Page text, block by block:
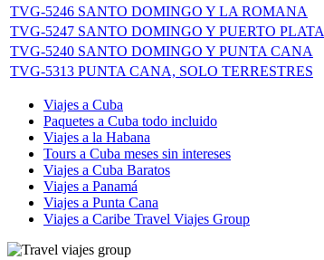
TVG-5246 SANTO DOMINGO Y LA ROMANA
TVG-5247 SANTO DOMINGO Y PUERTO PLATA
TVG-5240 SANTO DOMINGO Y PUNTA CANA
TVG-5313 PUNTA CANA, SOLO TERRESTRES
Viajes a Cuba
Paquetes a Cuba todo incluido
Viajes a la Habana
Tours a Cuba meses sin intereses
Viajes a Cuba Baratos
Viajes a Panamá
Viajes a Punta Cana
Viajes a Caribe Travel Viajes Group